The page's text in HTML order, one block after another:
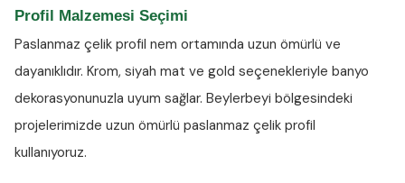
Profil Malzemesi Seçimi
Paslanmaz çelik profil nem ortamında uzun ömürlü ve
dayanıklıdır. Krom, siyah mat ve gold seçenekleriyle banyo
dekorasyonunuzla uyum sağlar. Beylerbeyi bölgesindeki
projelerimizde uzun ömürlü paslanmaz çelik profil
kullanıyoruz.